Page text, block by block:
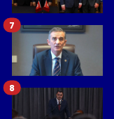
7
8